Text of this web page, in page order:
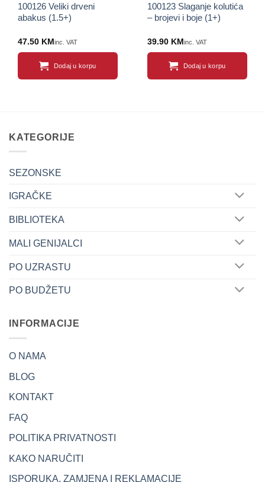
100126 Veliki drveni
abakus (1.5+)
47.50 KM inc. VAT
Dodaj u korpu
100123 Slaganje kolutića
– brojevi i boje (1+)
39.90 KM inc. VAT
Dodaj u korpu
KATEGORIJE
SEZONSKE
IGRAČKE
BIBLIOTEKA
MALI GENIJALCI
PO UZRASTU
PO BUDŽETU
INFORMACIJE
O NAMA
BLOG
KONTAKT
FAQ
POLITIKA PRIVATNOSTI
KAKO NARUČITI
ISPORUKA, ZAMJENA I REKLAMACIJE